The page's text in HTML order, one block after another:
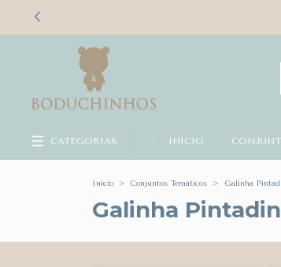
CATEGORIAS INÍCIO
Início > Conjuntos Temáticos > Galinha
Galinha